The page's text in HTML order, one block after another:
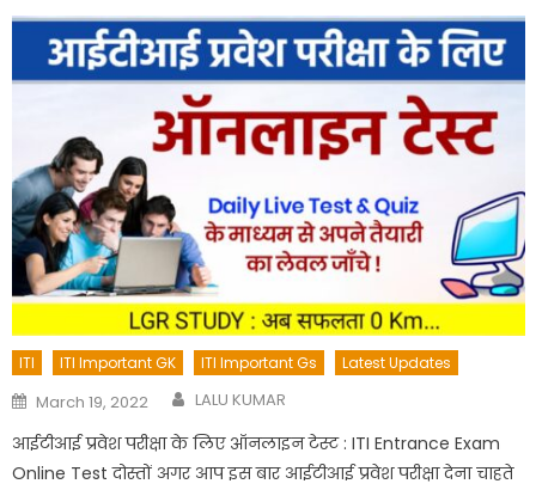
ITI ITI Important GK ITI Important Gs Latest Updates
Posted
on
March 19, 2022 Author
LALU KUMAR
आईटीआई प्रवेश परीक्षा के लिए ऑनलाइन टेस्ट : ITI Entrance Exam
Online Test दोस्तों अगर आप इस बार आईटीआई प्रवेश परीक्षा देना चाहते